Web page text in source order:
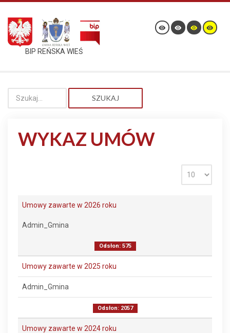
BIP REŃSKA WIEŚ
SZUKAJ
WYKAZ UMÓW
Umowy zawarte w 2026 roku
Admin_Gmina
Odsłon: 575
Umowy zawarte w 2025 roku
Admin_Gmina
Odsłon: 2057
Umowy zawarte w 2024 roku